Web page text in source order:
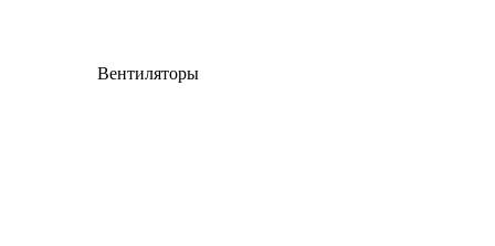
Вентиляторы